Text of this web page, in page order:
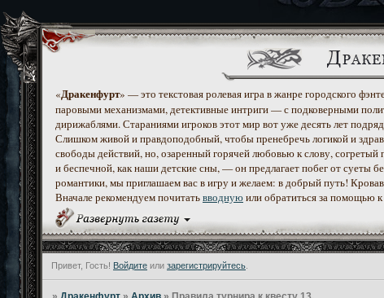
«Дракенфурт» — это текстовая ролевая игра в жанре городского
паровыми механизмами, детективные интриги — с подковерными
дирижаблями. Стараниями игроков этот мир вот уже десять лет
Слишком живой и правдоподобный, чтобы пренебречь логикой и
свободы действий, но, озаренный горячей любовью к слову,
и беспечной, как наши детские сны, — он предлагает побег от
романтики, мы приглашаем вас в игру и желаем: в добрый путь!
Вначале рекомендуем почитатьвводнуюили обратиться за помощью к
Привет, Гость! Войдите или зарегистрируйтесь